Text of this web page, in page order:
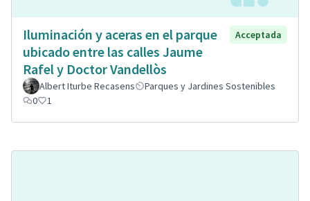
Iluminación y aceras en el parque
ubicado entre las calles Jaume
Rafel y Doctor Vandellòs
Acceptada
Albert Iturbe Recasens
Parques y Jardines Sostenibles
0
1